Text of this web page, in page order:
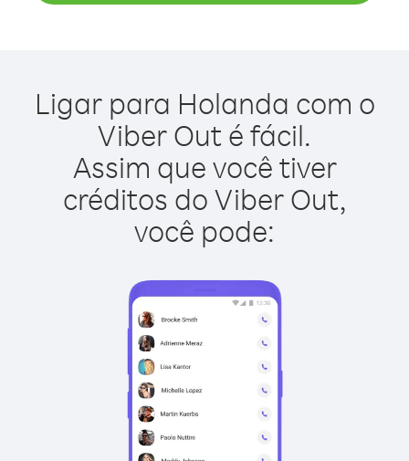
Ligar para Holanda com o
Viber Out é fácil.
Assim que você tiver
créditos do Viber Out,
você pode: